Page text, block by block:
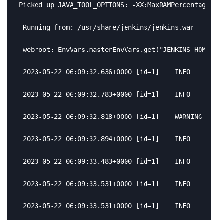
Picked up JAVA_TOOL_OPTIONS: -XX:MaxRAMPercentage=80 -XX:MinRAMPercentage=60 -Dhudson.slaves.NodeProvisioner.initialDelay=20 -Dhudson.slaves.NodeProvisioner.MARGIN=50 -Dhudson.slaves.NodeProvisioner.MARGIN0=0.85 -Dhudson.model.LoadStatistics.clock=5000 -Dhudson.model.LoadStatistics.decay=0.2 -Dhudson.slaves.NodeProvisioner.recurrencePeriod=5000 -Dhudson.security.csrf.DefaultCrumbIssuer.EXCLUDE_SESSION_ID=true -Dio.jenkins.plugins.casc.ConfigurationAsCode.initialDelay=10000 -Djenkins.install.runSetupWizard=false -XX:+AlwaysPreTouch -XX:+HeapDumpOnOutOfMemoryError -XX:+UseG1GC -XX:+UseStringDeduplication -XX:+ParallelRefProcEnabled -